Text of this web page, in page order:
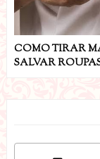
COMO TIRAR
SALVAR